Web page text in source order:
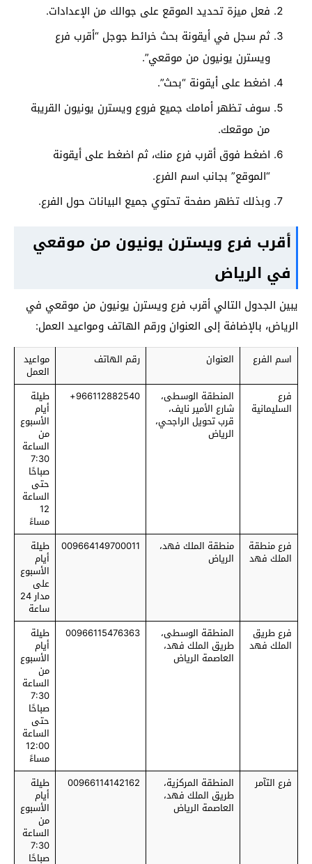
فعل ميزة تحديد الموقع على جوالك من الإعدادات.
ثم سجل في أيقونة بحث خرائط جوجل “أقرب فرع
ويسترن يونيون من موقعي”.
اضغط على أيقونة “بحث”.
سوف تظهر أمامك جميع فروع ويسترن يونيون القريبة
من موقعك.
اضغط فوق أقرب فرع منك، ثم اضغط على أيقونة
“الموقع” بجانب اسم الفرع.
وبذلك تظهر صفحة تحتوي جميع البيانات حول الفرع.
أقرب فرع ويسترن يونيون من موقعي
في الرياض
يبين الجدول التالي أقرب فرع ويسترن يونيون من موقعي في
الرياض، بالإضافة إلى العنوان ورقم الهاتف ومواعيد العمل:
اسم الفرع العنوان رقم الهاتف مواعيد
العمل
فرع
السليمانية
المنطقة الوسطى،
شارع الأمير نايف،
قرب تحويل الراجحي،
الرياض
966112882540+ طيلة
أيام
الأسبوع
من
الساعة
7:30
صباحًا
حتى
الساعة
12
مساءً
فرع منطقة
الملك فهد
منطقة الملك فهد،
الرياض
009664149700011 طيلة
أيام
الأسبوع
على
مدار 24
ساعة
فرع طريق
الملك فهد
المنطقة الوسطى،
طريق الملك فهد،
العاصمة الرياض
00966115476363 طيلة
أيام
الأسبوع
من
الساعة
7:30
صباحًا
حتى
الساعة
12:00
مساءً
فرع التآمر
المنطقة المركزية،
طريق الملك فهد،
العاصمة الرياض
00966114142162 طيلة
أيام
الأسبوع
من
الساعة
7:30
صباحًا